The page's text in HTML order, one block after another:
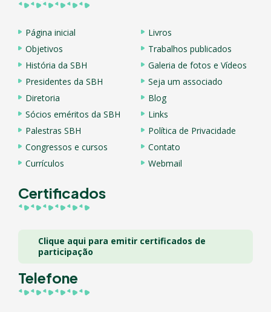
Página inicial
Objetivos
História da SBH
Presidentes da SBH
Diretoria
Sócios eméritos da SBH
Palestras SBH
Congressos e cursos
Currículos
Livros
Trabalhos publicados
Galeria de fotos e Vídeos
Seja um associado
Blog
Links
Política de Privacidade
Contato
Webmail
Certificados
Clique aqui para emitir certificados de
participação
Telefone